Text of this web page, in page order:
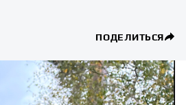
ПОДЕЛИТЬСЯ